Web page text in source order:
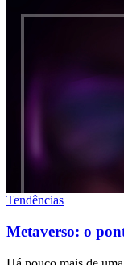
Tendências
Metaverso: o